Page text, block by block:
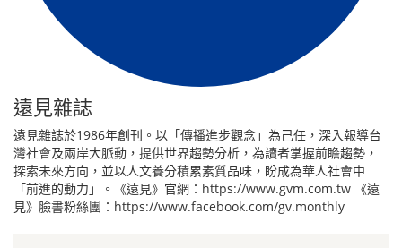
遠見雜誌
遠見雜誌於1986年創刊。以「傳播進步觀念」為己任，深入報導台
灣社會及兩岸大脈動，提供世界趨勢分析，為讀者掌握前瞻趨勢，
探索未來方向，並以人文養分積累素質品味，盼成為華人社會中
「前進的動力」。《遠見》官網：https://www.gvm.com.tw 《遠
見》臉書粉絲團：https://www.facebook.com/gv.monthly